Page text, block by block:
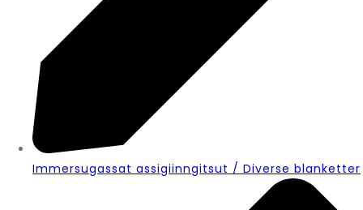
Immersugassat assigiinngitsut / Diverse blanketter